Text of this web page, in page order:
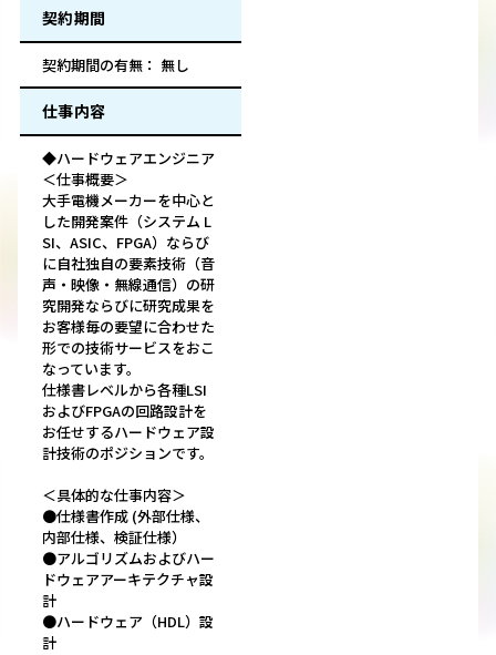
契約期間
契約期間の有無： 無し
仕事内容
◆ハードウェアエンジニア
＜仕事概要＞
大手電機メーカーを中心と
した開発案件（システム L
SI、ASIC、FPGA）ならび
に自社独自の要素技術（音
声・映像・無線通信）の研
究開発ならびに研究成果を
お客様毎の要望に合わせた
形での技術サービスをおこ
なっています。
仕様書レベルから各種LSI
およびFPGAの回路設計を
お任せするハードウェア設
計技術のポジションです。
＜具体的な仕事内容＞
●仕様書作成 (外部仕様、
内部仕様、検証仕様）
●アルゴリズムおよびハー
ドウェアアーキテクチャ設
計
●ハードウェア（HDL）設
計